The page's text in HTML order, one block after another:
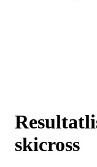
skicross